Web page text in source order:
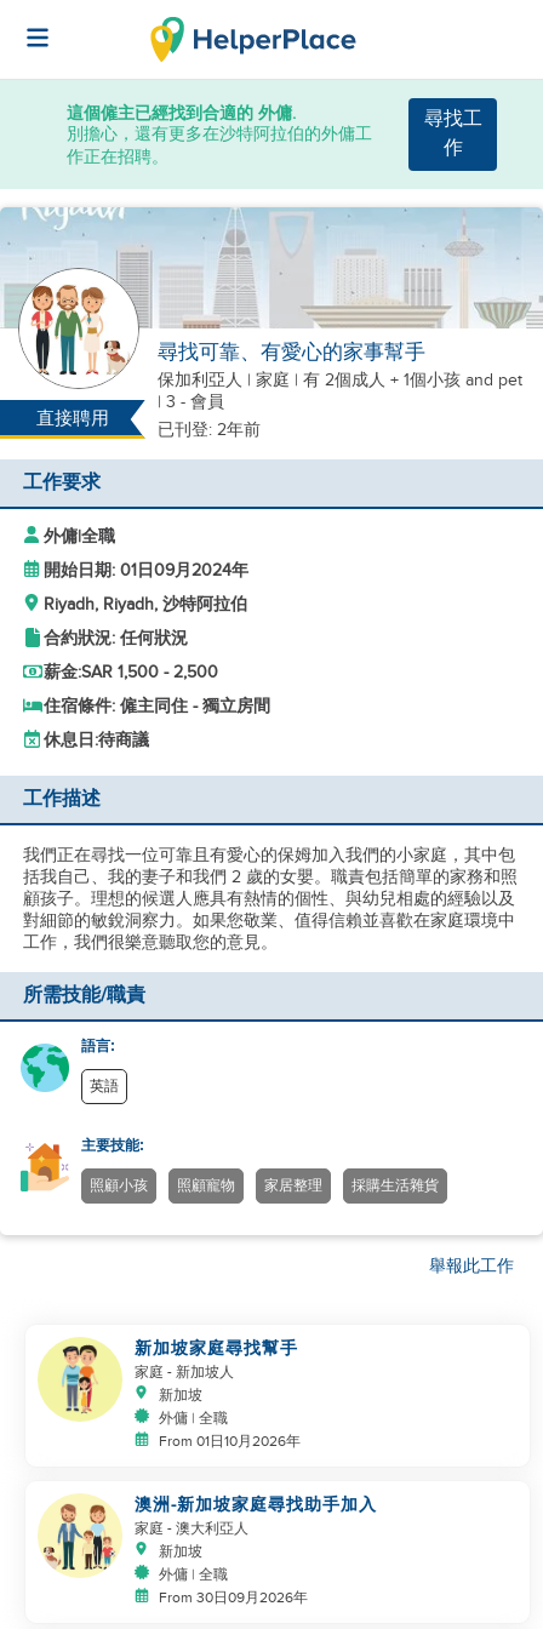
這個僱主已經找到合適的 外傭.
別擔心，還有更多在沙特阿拉伯的外傭工
作正在招聘。
尋找工
作
直接聘用
尋找可靠、有愛心的家事幫手
保加利亞人 | 家庭 | 有 2個成人 + 1個小孩 and pet
| 3 - 會員
已刊登: 2年前
工作要求
外傭|全職
開始日期: 01日09月2024年
Riyadh, Riyadh, 沙特阿拉伯
合約狀況: 任何狀況
薪金:SAR 1,500 - 2,500
住宿條件: 僱主同住 - 獨立房間
休息日:待商議
工作描述
我們正在尋找一位可靠且有愛心的保姆加入我們的小家庭，其中包
括我自己、我的妻子和我們 2 歲的女嬰。職責包括簡單的家務和照
顧孩子。理想的候選人應具有熱情的個性、與幼兒相處的經驗以及
對細節的敏銳洞察力。如果您敬業、值得信賴並喜歡在家庭環境中
工作，我們很樂意聽取您的意見。
所需技能/職責
語言:
英語
主要技能:
照顧小孩 照顧寵物 家居整理 採購生活雜貨
舉報此工作
新加坡家庭尋找幫手
家庭 - 新加坡人
新加坡
外傭 | 全職
From 01日10月2026年
澳洲-新加坡家庭尋找助手加入
家庭 - 澳大利亞人
新加坡
外傭 | 全職
From 30日09月2026年